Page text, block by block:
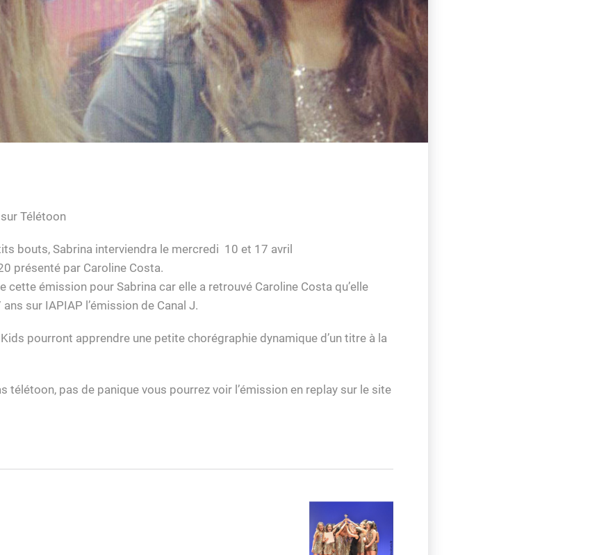
Télétoon
bouts, Sabrina interviendra le mercredi 10 et 17 avril
présenté par Caroline Costa.
cette émission pour Sabrina car elle a retrouvé Caroline Costa qu’elle
sur IAPIAP l’émission de Canal J.
pourront apprendre une petite chorégraphie dynamique d’un titre à la
télétoon, pas de panique vous pourrez voir l’émission en replay sur le site